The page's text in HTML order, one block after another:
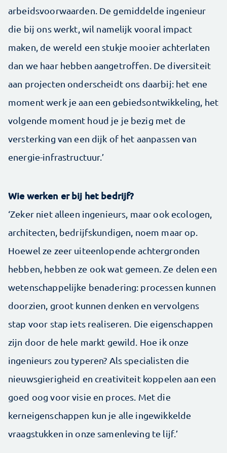
arbeidsvoorwaarden. De gemiddelde ingenieur
die bij ons werkt, wil namelijk vooral impact
maken, de wereld een stukje mooier achterlaten
dan we haar hebben aangetroffen. De diversiteit
aan projecten onderscheidt ons daarbij: het ene
moment werk je aan een gebiedsontwikkeling, het
volgende moment houd je je bezig met de
versterking van een dijk of het aanpassen van
energie-infrastructuur.’
Wie werken er bij het bedrijf?
‘Zeker niet alleen ingenieurs, maar ook ecologen,
architecten, bedrijfskundigen, noem maar op.
Hoewel ze zeer uiteenlopende achtergronden
hebben, hebben ze ook wat gemeen. Ze delen een
wetenschappelijke benadering: processen kunnen
doorzien, groot kunnen denken en vervolgens
stap voor stap iets realiseren. Die eigenschappen
zijn door de hele markt gewild. Hoe ik onze
ingenieurs zou typeren? Als specialisten die
nieuwsgierigheid en creativiteit koppelen aan een
goed oog voor visie en proces. Met die
kerneigenschappen kun je alle ingewikkelde
vraagstukken in onze samenleving te lijf.’